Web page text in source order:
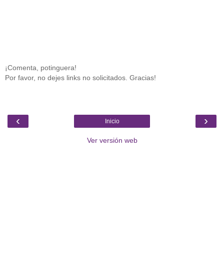
¡Comenta, potinguera!
Por favor, no dejes links no solicitados. Gracias!
‹ ›
Inicio
Ver versión web